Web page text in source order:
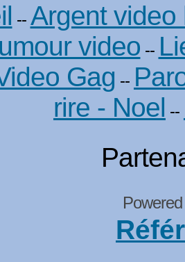
-- Argent video
video --
Gag --
rire - Noel --